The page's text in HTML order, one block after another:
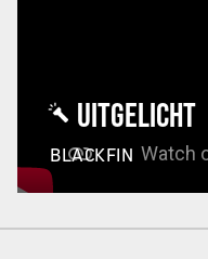
UITGELICHT
BLACKFIN